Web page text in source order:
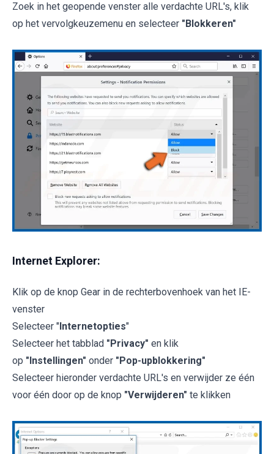
Zoek in het geopende venster alle verdachte URL's, klik
op het vervolgkeuzemenu en selecteer "Blokkeren"
Internet Explorer:
Klik op de knop Gear in de rechterbovenhoek van het IE-
venster
Selecteer " Internetopties"
Selecteer het tabblad "Privacy" en klik
op "Instellingen" onder "Pop-upblokkering"
Selecteer hieronder verdachte URL's en verwijder ze één
voor één door op de knop "Verwijderen" te klikken